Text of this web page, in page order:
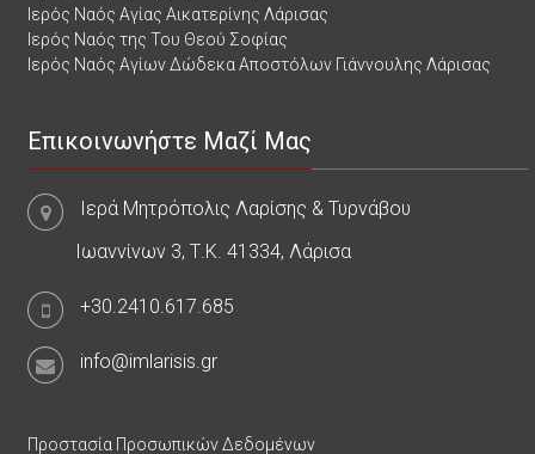
Ιερός Ναός Αγίας Αικατερίνης Λάρισας
Ιερός Ναός της Του Θεού Σοφίας
Ιερός Ναός Αγίων Δώδεκα Αποστόλων Γιάννουλης Λάρισας
Επικοινωνήστε Μαζί Μας
Ιερά Μητρόπολις Λαρίσης & Τυρνάβου
Ιωαννίνων 3, Τ.Κ. 41334, Λάρισα
+30.2410.617.685
info@imlarisis.gr
Προστασία Προσωπικών Δεδομένων